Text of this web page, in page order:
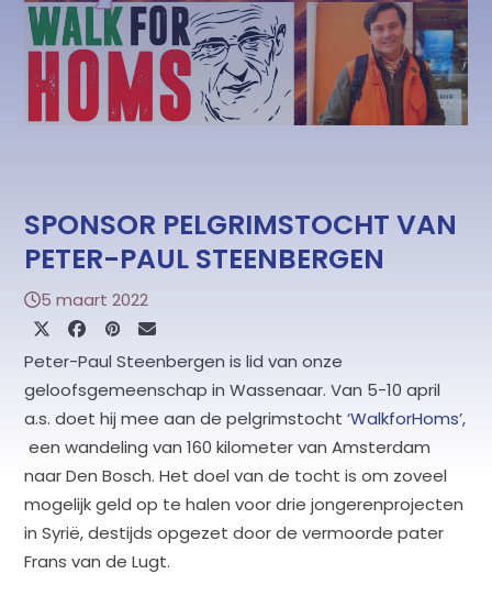
SPONSOR PELGRIMSTOCHT VAN
PETER-PAUL STEENBERGEN
5 maart 2022
Peter-Paul Steenbergen is lid van onze
geloofsgemeenschap in Wassenaar. Van 5-10 april
a.s. doet hij mee aan de pelgrimstocht‘WalkforHoms’,
een wandeling van 160 kilometer van Amsterdam
naar Den Bosch. Het doel van de tocht is om zoveel
mogelijk geld op te halen voor drie jongerenprojecten
in Syrië, destijds opgezet door de vermoorde pater
Frans van de Lugt.